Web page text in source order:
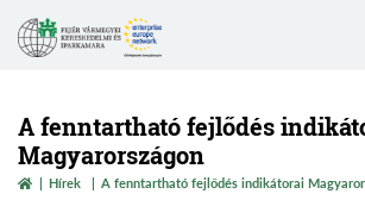
A fenntartható fejlődés
Magyarországon
Hírek A fenntartható fejlődés indikátorai